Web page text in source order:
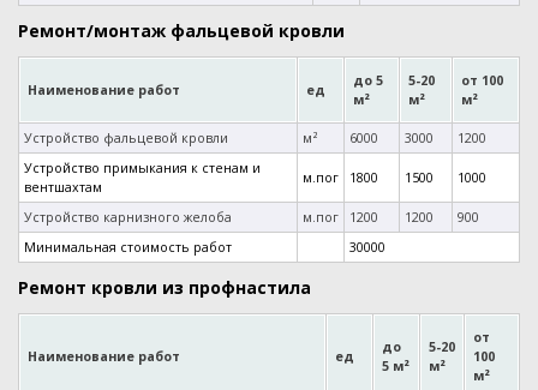
Ремонт/монтаж фальцевой кровли
Наименование работ ед
до 5
м²
5-20
м²
от 100
м²
Устройство фальцевой кровли м² 6000 3000
1200
Устройство примыкания к стенам и
вентшахтам
м.пог 1800 1500 1000
Устройство карнизного желоба м.пог 1200 1200
900
Минимальная стоимость работ
30000
Ремонт кровли из профнастила
Наименование работ ед
до
5 м²
5-20
м²
от
100
м²